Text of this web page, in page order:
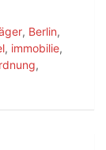
, Berlin,
, immobilie,
,